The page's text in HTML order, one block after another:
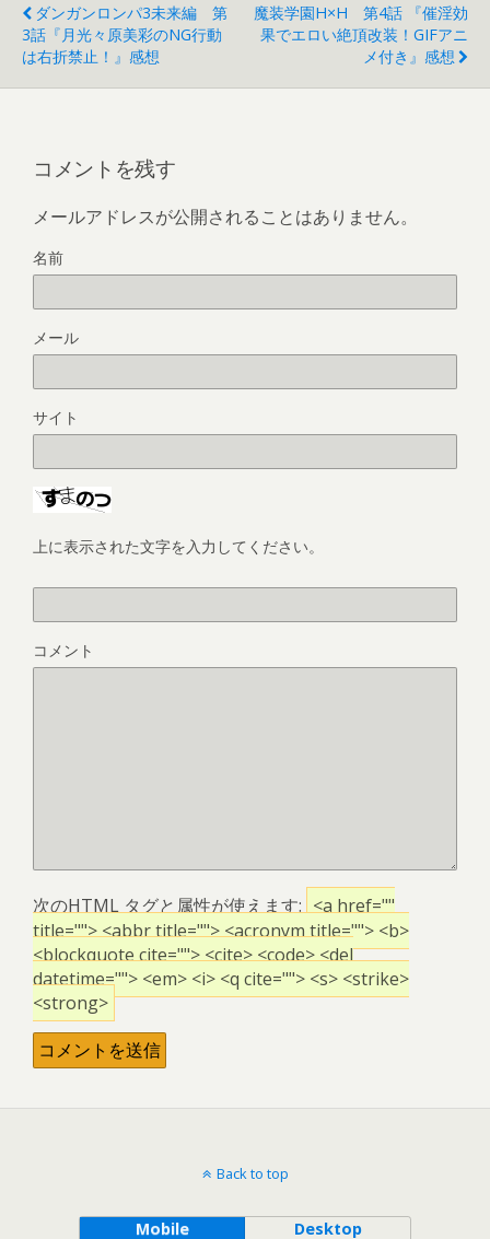
ダンガンロンパ3未来編 第
3話『月光々原美彩のNG行動
は右折禁止！』感想
魔装学園H×H 第4話 『催淫効
果でエロい絶頂改装！GIFアニ
メ付き』感想
コメントを残す
メールアドレスが公開されることはありません。
名前
メール
サイト
上に表示された文字を入力してください。
コメント
次のHTML タグと属性が使えます: <a href=""
title=""> <abbr title=""> <acronym title=""> <b>
<blockquote cite=""> <cite> <code> <del
datetime=""> <em> <i> <q cite=""> <s> <strike>
<strong>
Back to top
Mobile Desktop